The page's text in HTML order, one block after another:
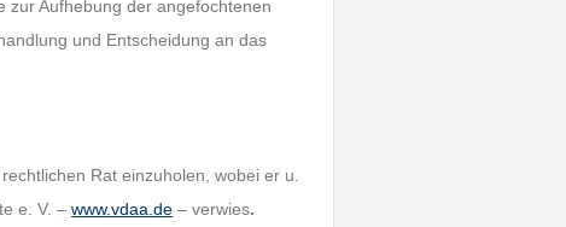
zur Aufhebung der angefochtenen
und Entscheidung an das
Rat einzuholen, wobei er u.
e. V. –www.vdaa.de – verwies.